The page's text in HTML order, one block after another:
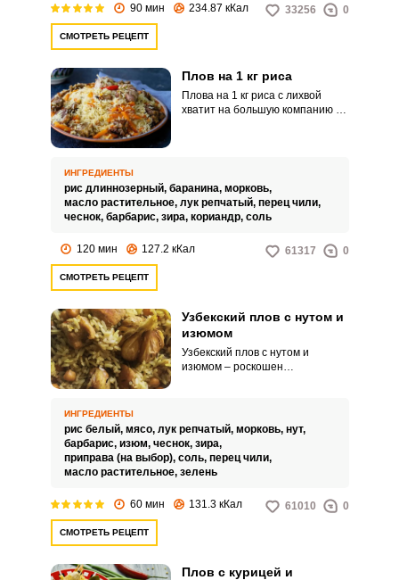
90 мин 234.87 кКал 33256 0
СМОТРЕТЬ РЕЦЕПТ
Плов на 1 кг риса
Плова на 1 кг риса с лихвой
хватит на большую компанию –
ИНГРЕДИЕНТЫ
рис длиннозерный, баранина, морковь,
масло растительное, лук репчатый, перец чили,
чеснок, барбарис, зира, кориандр, соль
120 мин 127.2 кКал 61317 0
СМОТРЕТЬ РЕЦЕПТ
Узбекский плов с нутом и
изюмом
Узбекский плов с нутом и
изюмом – роскошен
изюма и барбариса с кислинкой.
И это мы еще не упомянули про
пряности.
ИНГРЕДИЕНТЫ
рис белый, мясо, лук репчатый, морковь, нут,
барбарис, изюм, чеснок, зира,
приправа (на выбор), соль, перец чили,
масло растительное, зелень
60 мин 131.3 кКал 61010 0
СМОТРЕТЬ РЕЦЕПТ
Плов с курицей и